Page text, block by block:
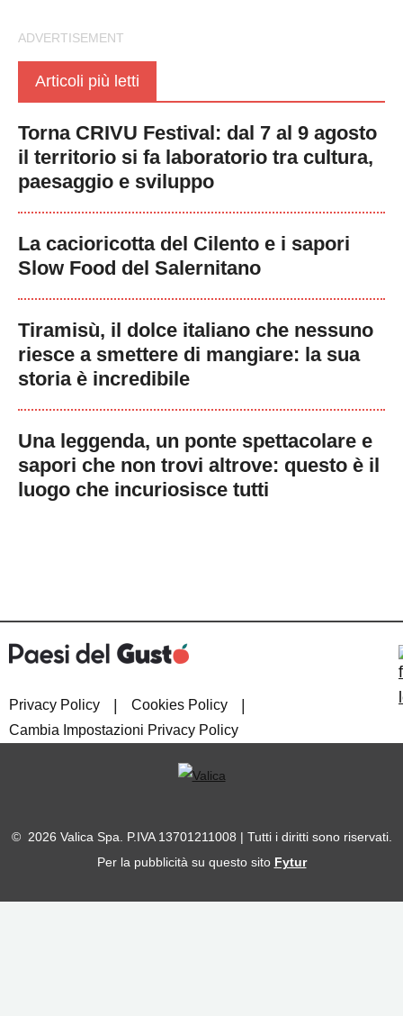
Articoli più letti
Torna CRIVU Festival: dal 7 al 9 agosto
il territorio si fa laboratorio tra cultura,
paesaggio e sviluppo
La cacioricotta del Cilento e i sapori
Slow Food del Salernitano
Tiramisù, il dolce italiano che nessuno
riesce a smettere di mangiare: la sua
storia è incredibile
Una leggenda, un ponte spettacolare e
sapori che non trovi altrove: questo è il
luogo che incuriosisce tutti
Privacy Policy Cookies Policy
Cambia Impostazioni Privacy Policy
© 2026 Valica Spa. P.IVA 13701211008 | Tutti i diritti sono riservati.
Per la pubblicità su questo sito Fytur